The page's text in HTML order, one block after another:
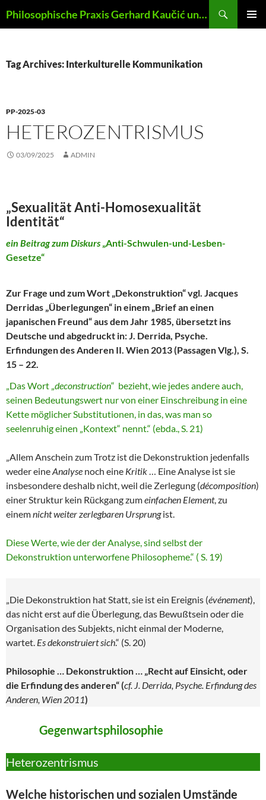
to
Philosophische Praxis Gerhard Kaučić und Anna Lydia Huber
Tag Archives: Interkulturelle Kommunikation
PP-2025-03
HETEROZENTRISMUS
03/09/2025 ADMIN
„Sexualität Anti-Homosexualität
Identität“
ein Beitrag zum Diskurs „Anti-Schwulen-und-Lesben-
Gesetze“
Zur Frage und zum Wort „Dekonstruktion“ vgl. Jacques
Derridas „Überlegungen“ in einem „Brief an einen
japanischen Freund“ aus dem Jahr 1985, übersetzt ins
Deutsche und abgedruckt in: J. Derrida, Psyche.
Erfindungen des Anderen II. Wien 2013 (Passagen Vlg.), S.
15 – 22.
„Das Wort „deconstruction“ bezieht, wie jedes andere auch,
seinen Bedeutungswert nur von einer Einschreibung in eine
Kette möglicher Substitutionen, in das, was man so
seelenruhig einen „Kontext“ nennt.“ (ebda., S. 21)
„Allem Anschein zum Trotz ist die Dekonstruktion jedenfalls
weder eineAnalyse noch eine Kritik… Eine Analyse ist sie
insbesondere deshalb nicht, weil die Zerlegung (décomposition)
einer Struktur kein Rückgang zumeinfachen Element, zu
einemnicht weiter zerlegbaren Ursprungist.
Diese Werte, wie der der Analyse, sind selbst der
Dekonstruktion unterworfene Philosopheme.“ ( S. 19)
„Die Dekonstruktion hat Statt, sie ist ein Ereignis (événement),
das nicht erst auf die Überlegung, das Bewußtsein oder die
Organisation des Subjekts, nicht einmal der Moderne,
wartet. Es dekonstruiert sich.“ (S. 20)
Philosophie … Dekonstruktion … „Recht auf Einsicht, oder
die Erfindung des anderen“(cf. J. Derrida, Psyche. Erfindung des
Anderen, Wien 2011)
Gegenwartsphilosophie
Heterozentrismus
Welche historischen und sozialen Umstände